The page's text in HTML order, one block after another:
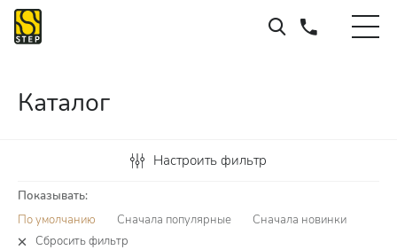
Каталог
Настроить фильтр
Показывать:
По умолчанию
Сначала популярные
Сначала новинки
Сбросить фильтр